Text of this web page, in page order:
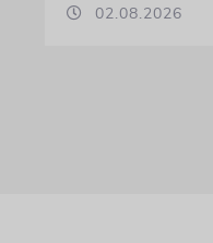
02.08.2026